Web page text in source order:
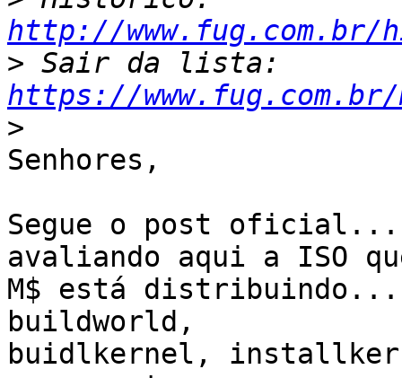
http://
>
https://
>
Senhores,
Segue o post
avaliando aqui a ISO
M$ está
buildworld,
buidlkernel,